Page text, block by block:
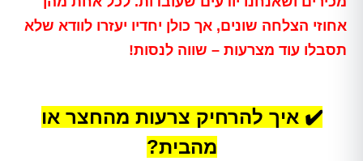
אחוזי הצלחה שונים, אך כולן יחדיו יעזרו לוודא שלא
תסבלו עוד מצרעות – שווה לנסות!
✔️ איך להרחיק צרעות מהחצר או
מהבית?